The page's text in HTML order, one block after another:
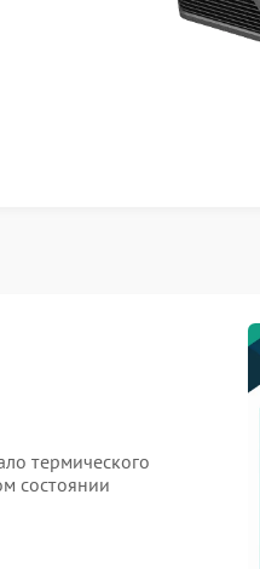
термического
состоянии